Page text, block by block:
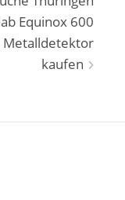
Equinox 600
Metalldetektor
kaufen